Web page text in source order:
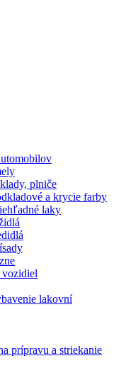
plniče
a krycie farby
laky
lakovní
prípravu a striekanie